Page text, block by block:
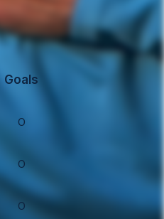
Goals
0
0
0